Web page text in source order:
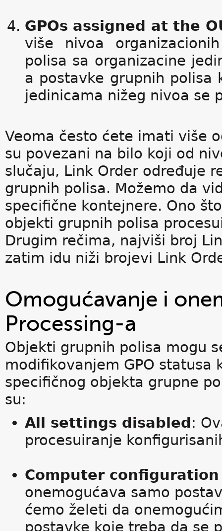
GPOs assigned at the
više nivoa
polisa sa organizacine
a postavke grupnih polisa
jedinicama nižeg nivoa se
Veoma često ćete imati više
su povezani na bilo koji od
slučaju, Link Order određuje
grupnih polisa. Možemo da
specifične kontejnere. Ono
objekti grupnih polisa
Drugim rečima, najviši broj
zatim idu niži brojevi Link
Omogućavanje i
Processing-a
Objekti grupnih polisa mogu
modifikovanjem GPO
specifičnog objekta grupne
su:
All settings disabled :
procesuiranje
Computer
onemogućava samo
ćemo želeti da
postavke koje treba da se